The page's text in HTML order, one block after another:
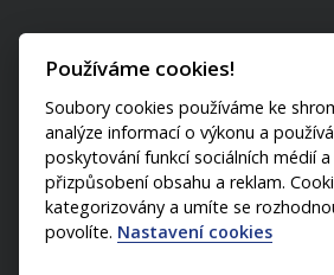
U nás můžete platit:
Používáme cookies!
Soubory cookies používáme ke
analýze informací o výkonu a
poskytování funkcí sociálních médií a
přizpůsobení obsahu a reklam.
kategorizovány a umíte se
povolíte. Nastavení cookies